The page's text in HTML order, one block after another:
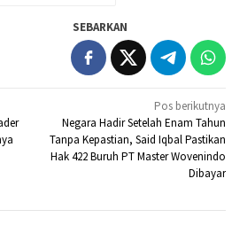
SEBARKAN
Pos berikutnya
Negara Hadir Setelah Enam Tahun
Tanpa Kepastian, Said Iqbal Pastikan
Hak 422 Buruh PT Master Wovenindo
Dibayar